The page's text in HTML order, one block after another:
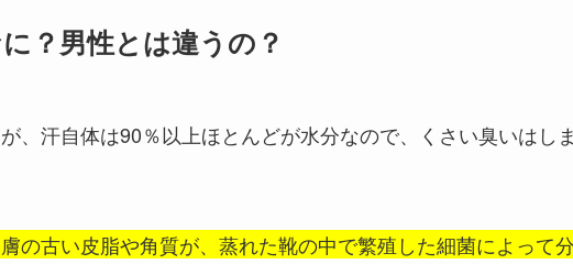
？男性とは違うの？
、汗自体は90％以上ほとんどが水分なので、くさい臭いはし
の古い皮脂や角質が、蒸れた靴の中で繁殖した細菌によって